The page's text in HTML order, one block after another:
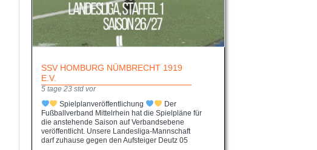
SSV HOMBURG NÜMBRECHT 1919
E.V.
5 tage 23 std vor
Spielplanveröffentlichung
Der
Fußballverband Mittelrhein hat die Spielpläne für
die anstehende Saison auf Verbandsebene
veröffentlicht. Unsere Landesliga-Mannschaft
darf zuhause gegen den Aufsteiger Deutz 05